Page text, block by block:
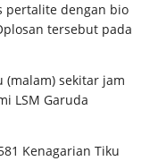
pertalite dengan bio
tersebut pada
(malam) sekitar jam
LSM Garuda
Kenagarian Tiku